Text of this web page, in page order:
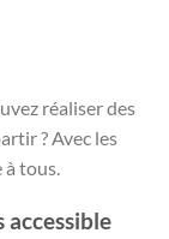
réaliser des
? Avec les
tous.
accessible